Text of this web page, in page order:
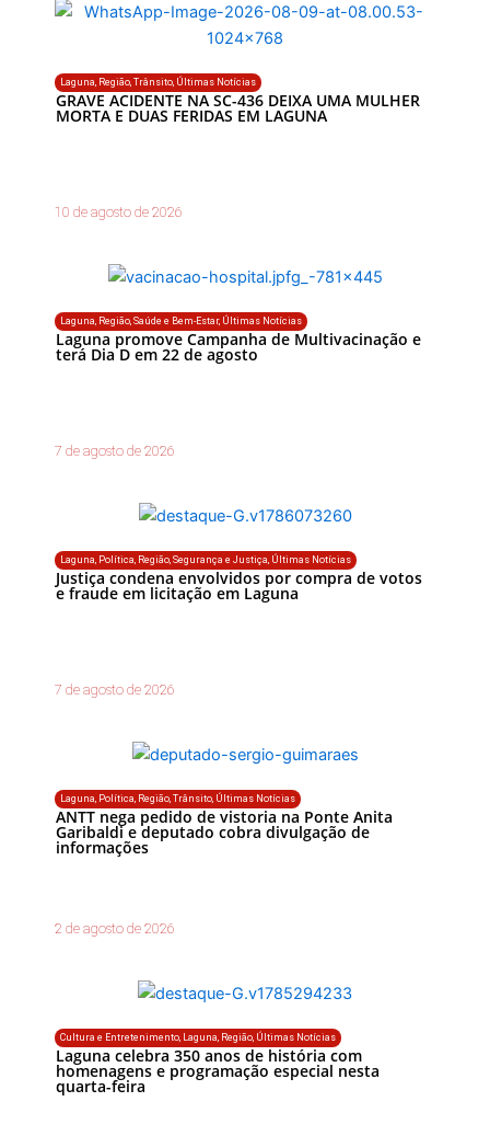
Laguna, Região, Trânsito, Últimas Notícias
GRAVE ACIDENTE NA SC-436 DEIXA UMA MULHER
MORTA E DUAS FERIDAS EM LAGUNA
10 de agosto de 2026
Laguna, Região, Saúde e Bem-Estar, Últimas Notícias
Laguna promove Campanha de Multivacinação e
terá Dia D em 22 de agosto
7 de agosto de 2026
Laguna, Política, Região, Segurança e Justiça, Últimas Notícias
Justiça condena envolvidos por compra de votos
e fraude em licitação em Laguna
7 de agosto de 2026
Laguna, Política, Região, Trânsito, Últimas Notícias
ANTT nega pedido de vistoria na Ponte Anita
Garibaldi e deputado cobra divulgação de
informações
2 de agosto de 2026
Cultura e Entretenimento, Laguna, Região, Últimas Notícias
Laguna celebra 350 anos de história com
homenagens e programação especial nesta
quarta-feira